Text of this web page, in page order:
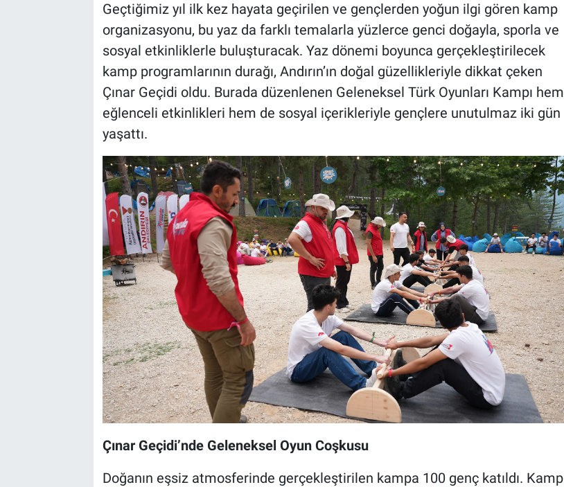
Geçtiğimiz yıl ilk kez hayata geçirilen ve gençlerden yoğun ilgi gören kamp
organizasyonu, bu yaz da farklı temalarla yüzlerce genci doğayla, sporla ve
sosyal etkinliklerle buluşturacak. Yaz dönemi boyunca gerçekleştirilecek
kamp programlarının durağı, Andırın’ın doğal güzellikleriyle dikkat çeken
Çınar Geçidi oldu. Burada düzenlenen Geleneksel Türk Oyunları Kampı hem
eğlenceli etkinlikleri hem de sosyal içerikleriyle gençlere unutulmaz iki gün
yaşattı.
Çınar Geçidi’nde Geleneksel Oyun Coşkusu
Doğanın eşsiz atmosferinde gerçekleştirilen kampa 100 genç katıldı. Kamp